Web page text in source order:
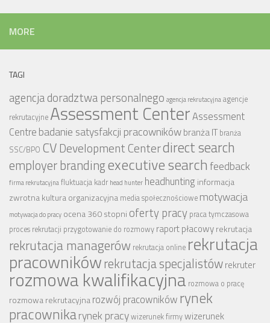
MORE
TAGI
agencja doradztwa personalnego agencja rekrutacyjnaagencje
rekrutacyjne Assessment CenterAssessment
Centre badanie satysfakcji pracownikówbranża IT branża
SSC/BPO CV Development Centerdirect search
employer brandingexecutive searchfeedback
firma rekrutacyjnafluktuacja kadr head hunter headhunting informacja
zwrotnakultura organizacyjna media społecznościowe motywacja
motywacja do pracy ocena 360 stopni oferty pracy praca tymczasowa
proces rekrutacji przygotowanie do rozmowy raport płacowyrekrutacja
rekrutacja managerów rekrutacja online rekrutacja
pracownikówrekrutacja specjalistówrekruter
rozmowa kwalifikacyjna rozmowa o pracę
rozmowa rekrutacyjnarozwój pracowników rynek
pracownikarynek pracywizerunek firmywizerunek